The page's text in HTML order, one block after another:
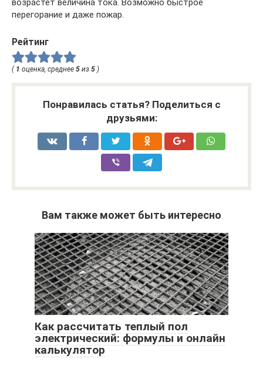
перегорание и даже пожар.
Рейтинг
( 1 оценка, среднее 5 из 5 )
Понравилась статья? Поделиться с
друзьями:
Вам также может быть интересно
Как рассчитать теплый пол
электрический: формулы и онлайн
калькулятор